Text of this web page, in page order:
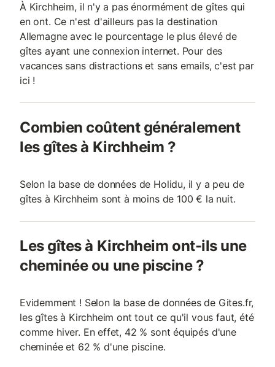
À Kirchheim, il n'y a pas énormément de gîtes qui
en ont. Ce n'est d'ailleurs pas la destination
Allemagne avec le pourcentage le plus élevé de
gîtes ayant une connexion internet. Pour des
vacances sans distractions et sans emails, c'est par
ici !
Combien coûtent généralement
les gîtes à Kirchheim ?
Selon la base de données de Holidu, il y a peu de
gîtes à Kirchheim sont à moins de 100 € la nuit.
Les gîtes à Kirchheim ont-ils une
cheminée ou une piscine ?
Evidemment ! Selon la base de données de Gites.fr,
les gîtes à Kirchheim ont tout ce qu'il vous faut, été
comme hiver. En effet, 42 % sont équipés d'une
cheminée et 62 % d'une piscine.